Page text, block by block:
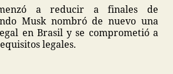
a reducir a finales de
Musk nombró de nuevo una
en Brasil y se comprometió a
legales.